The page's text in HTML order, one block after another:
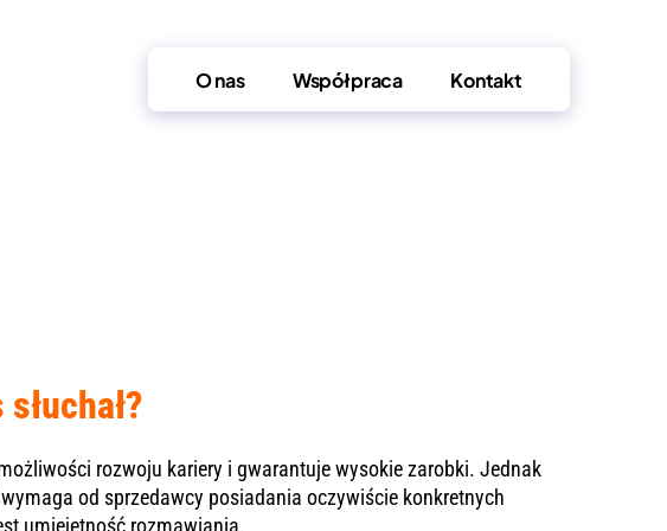
O nas Współpraca Kontakt
rozwoju kariery i gwarantuje wysokie zarobki. Jednak
od sprzedawcy posiadania oczywiście konkretnych
umiejętność rozmawiania.